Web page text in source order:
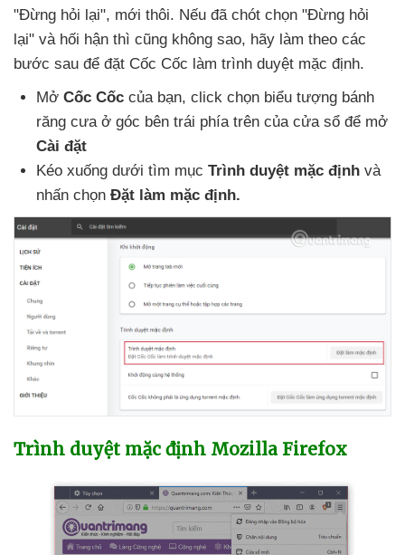
"Đừng hỏi lại", mới thôi. Nếu đã chót chọn "Đừng hỏi
lại" và hối hận thì cũng không sao, hãy làm theo các
bước sau để đặt Cốc Cốc làm trình duyệt mặc định.
Mở Cốc Cốc của bạn, click chọn biểu tượng bánh
răng cưa ở góc bên trái phía trên của cửa sổ để mở
Cài đặt
Kéo xuống dưới tìm mục Trình duyệt mặc định và
nhấn chọn Đặt làm mặc định.
Trình duyệt mặc định Mozilla Firefox